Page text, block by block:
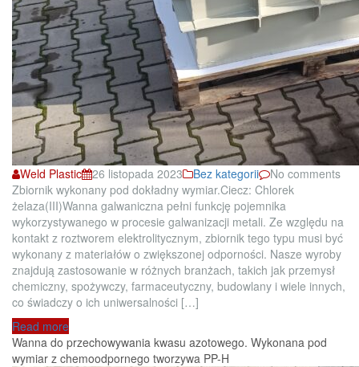
Weld Plastic 26 listopada 2023 Bez kategorii
No comments
Zbiornik wykonany pod dokładny wymiar.Ciecz: Chlorek
żelaza(III)Wanna galwaniczna pełni funkcję pojemnika
wykorzystywanego w procesie galwanizacji metali. Ze względu na
kontakt z roztworem elektrolitycznym, zbiornik tego typu musi być
wykonany z materiałów o zwiększonej odporności. Nasze wyroby
znajdują zastosowanie w różnych branżach, takich jak przemysł
chemiczny, spożywczy, farmaceutyczny, budowlany i wiele innych,
co świadczy o ich uniwersalności […]
Read more
Wanna do przechowywania kwasu azotowego. Wykonana pod
wymiar z chemoodpornego tworzywa PP-H